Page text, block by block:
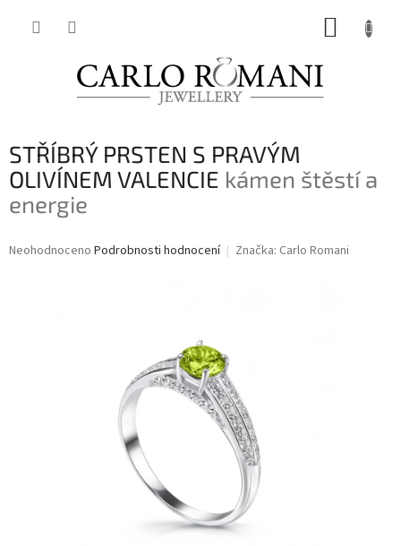
STŘÍBRÝ PRSTEN S PRAVÝM
OLIVÍNEM VALENCIE kámen štěstí a
energie
Průměrné
Neohodnoceno Podrobnosti hodnocení Značka: Carlo Romani